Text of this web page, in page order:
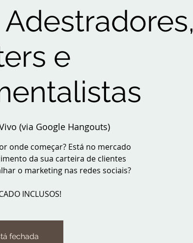
e
(via Google Hangouts)
onde começar? Está no mercado
da sua carteira de clientes
o marketing nas redes sociais?
INCLUSOS!
fechada